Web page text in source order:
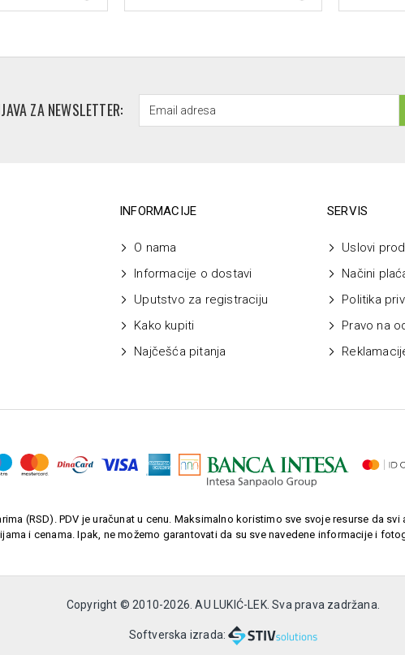
ZA NEWSLETTER:
INFORMACIJE
O nama
Informacije o dostavi
Uputstvo za registraciju
Kako kupiti
Najčešća pitanja
SERVIS
Uslovi
Načini
Politika
Pravo na
(RSD). PDV je uračunat u cenu. Maksimalno koristimo sve svoje resurse da
i cenama. Ipak, ne možemo garantovati da su sve navedene informacije i
Copyright © 2010-2026. AU LUKIĆ-LEK. Sva prava zadržana.
Softverska izrada: